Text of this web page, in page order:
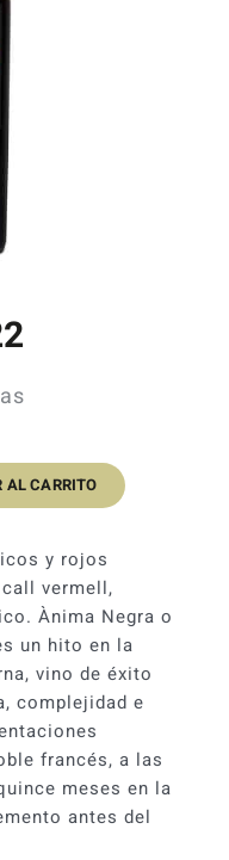
AL CARRITO
y rojos
vermell,
Ànima Negra o
un hito en la
vino de éxito
complejidad e
francés, a las
meses en la
antes del